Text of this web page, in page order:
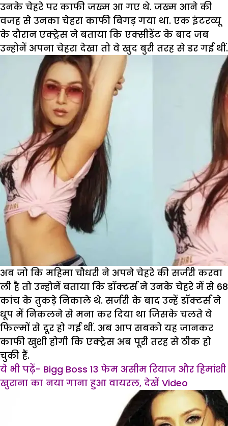
उनके चेहरे पर काफी जख्म आ गए थे. जख्म आने की
वजह से उनका चेहरा काफी बिगड़ गया था. एक इंटरव्यू
के दौरान एक्ट्रेस ने बताया कि एक्सीडेंट के बाद जब
उन्होनें अपना चेहरा देखा तो वे खुद बुरी तरह से डर गई थीं.
अब जो कि महिमा चौधरी ने अपने चेहरे की सर्जरी करवा
ली है तो उन्होनें बताया कि डॉक्टर्स ने उनके चेहरे में से 68
कांच के तुकड़े निकाले थे. सर्जरी के बाद उन्हें डॉक्टर्स ने
धूप में निकलने से मना कर दिया था जिसके चलते वे
फिल्मों से दूर हो गई थीं. अब आप सबको यह जानकर
काफी खुशी होगी कि एक्ट्रेस अब पूरी तरह से ठीक हो
चुकी हैं.
ये भी पढ़ें- Bigg Boss 13 फेम असीम रियाज और हिमांशी
खुराना का नया गाना हुआ वायरल, देखें Video